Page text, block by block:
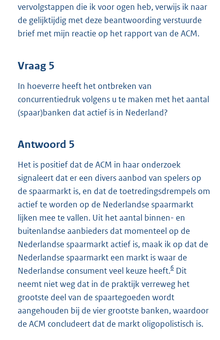
vervolgstappen die ik voor ogen heb, verwijs ik naar
de gelijktijdig met deze beantwoording verstuurde
brief met mijn reactie op het rapport van de ACM.
Vraag 5
In hoeverre heeft het ontbreken van
concurrentiedruk volgens u te maken met het aantal
(spaar)banken dat actief is in Nederland?
Antwoord 5
Het is positief dat de ACM in haar onderzoek
signaleert dat er een divers aanbod van spelers op
de spaarmarkt is, en dat de toetredingsdrempels om
actief te worden op de Nederlandse spaarmarkt
lijken mee te vallen. Uit het aantal binnen- en
buitenlandse aanbieders dat momenteel op de
Nederlandse spaarmarkt actief is, maak ik op dat de
Nederlandse spaarmarkt een markt is waar de
Nederlandse consument veel keuze heeft.6 Dit
neemt niet weg dat in de praktijk verreweg het
grootste deel van de spaartegoeden wordt
aangehouden bij de vier grootste banken, waardoor
de ACM concludeert dat de markt oligopolistisch is.